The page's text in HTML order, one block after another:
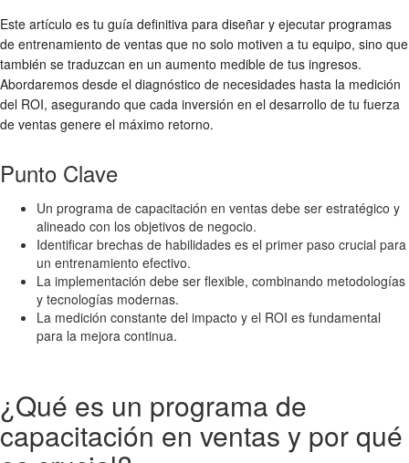
Este artículo es tu guía definitiva para diseñar y ejecutar programas
de entrenamiento de ventas que no solo motiven a tu equipo, sino que
también se traduzcan en un aumento medible de tus ingresos.
Abordaremos desde el diagnóstico de necesidades hasta la medición
del ROI, asegurando que cada inversión en el desarrollo de tu fuerza
de ventas genere el máximo retorno.
Punto Clave
Un programa de capacitación en ventas debe ser estratégico y
alineado con los objetivos de negocio.
Identificar brechas de habilidades es el primer paso crucial para
un entrenamiento efectivo.
La implementación debe ser flexible, combinando metodologías
y tecnologías modernas.
La medición constante del impacto y el ROI es fundamental
para la mejora continua.
¿Qué es un programa de
capacitación en ventas y por qué